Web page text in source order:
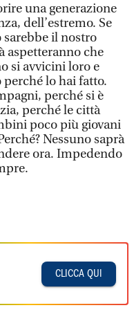
una generazione
dell’estremo. Se
il nostro
aspetteranno che
si avvicini loro e
lo hai fatto.
perché si è
perché le città
poco più giovani
Nessuno saprà
ora. Impedendo
CLICCA QUI